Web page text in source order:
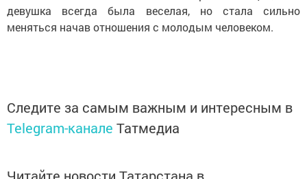
девушка всегда была веселая, но стала сильно
меняться начав отношения с молодым человеком.
Следите за самым важным и интересным в
Telegram-канале Татмедиа